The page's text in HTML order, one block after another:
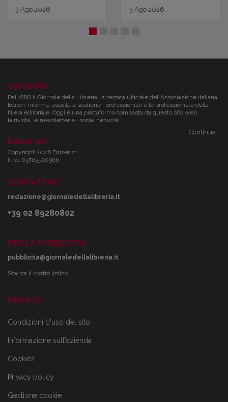
3 Ago 2026 3 Ago 2026
CHI SIAMO
Dal 1888 il Giornale della Libreria, la testata ufficiale dell’Associazione Italiana
Editori, informa, ascolta e sostiene i professionisti e le professioniste della
filiera editoriale. Oggi è una piattaforma composta da questo sito web,
la rivista, le newsletter e i social network.
Continua...
Ediser srl
Copyright 2026 Ediser srl
P.Iva 03763520966
CONTATTACI
redazione@giornaledellalibreria.it
+39 02 89280802
PER LA PUBBLICITÀ
pubblicita@giornaledellalibreria.it
Scarica il nostro listino
PRIVACY
Condizioni d'uso del sito
Informazione sull'azienda
Cookies
Privacy policy
Gestione cookie